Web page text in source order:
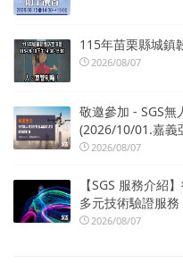
115年苗栗縣城鎮
2026/08/07
敬邀參加 - SGS
(2026/10/01.嘉義
2026/08/07
【SGS 服務介紹
多元技術驗證服務
2026/08/07